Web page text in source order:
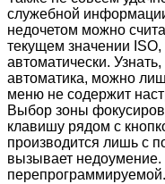
служебной
недочетом можно
текущем значении
автоматически.
автоматика, можно
меню не содержит
Выбор зоны
клавишу рядом с
производится лишь с
вызывает недоумение.
перепрограммируемой.